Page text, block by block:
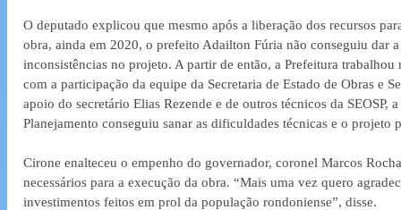
O deputado explicou que mesmo após a liberação dos recursos
obra, ainda em 2020, o prefeito Adailton Fúria não conseguiu dar
inconsistências no projeto. A partir de então, a Prefeitura
com a participação da equipe da Secretaria de Estado de Obras e
apoio do secretário Elias Rezende e de outros técnicos da SEOSP,
Planejamento conseguiu sanar as dificuldades técnicas e o projeto
Cirone enalteceu o empenho do governador, coronel Marcos
necessários para a execução da obra. “Mais uma vez quero
investimentos feitos em prol da população rondoniense”, disse.